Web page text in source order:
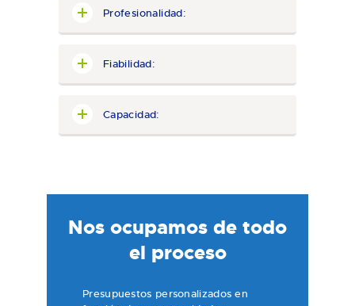
Profesionalidad:
Fiabilidad:
Capacidad:
Nos ocupamos de todo
el proceso
Presupuestos personalizados en